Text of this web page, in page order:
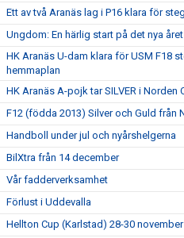
Ett av två Aranäs lag i P16 klara för
Ungdom: En härlig start på det nya året
HK Aranäs U-dam klara för USM F18
hemmaplan
HK Aranäs A-pojk tar SILVER i Norden
F12 (födda 2013) Silver och Guld från
Handboll under jul och nyårshelgerna
BilXtra från 14 december
Vår fadderverksamhet
Förlust i Uddevalla
Hellton Cup (Karlstad) 28-30